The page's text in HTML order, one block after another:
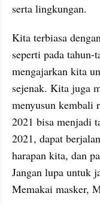
serta lingkungan.
Kita terbiasa
seperti pada tahun-
mengajarkan kita
sejenak. Kita juga
menyusun kembali
2021 bisa menjadi
2021, dapat
harapan kita, dan
Jangan lupa untuk
Memakai masker,